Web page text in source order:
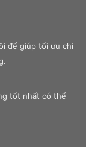
để giúp tối ưu chi
tốt nhất có thể